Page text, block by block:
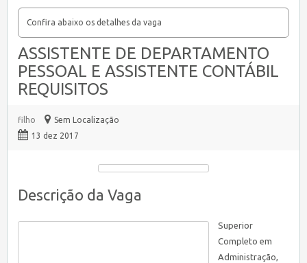
Confira abaixo os detalhes da vaga
ASSISTENTE DE DEPARTAMENTO
PESSOAL E ASSISTENTE CONTÁBIL
REQUISITOS
filho
Sem Localização
13 dez 2017
Descrição da Vaga
Superior
Completo em
Administração,